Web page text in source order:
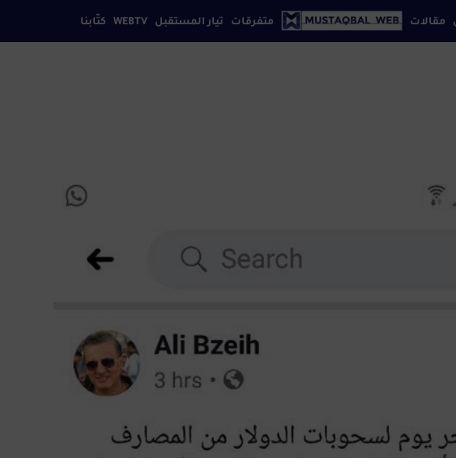
مقالات متفرقات
منوعات
تيار المستقبل WEBTV كتّابنا